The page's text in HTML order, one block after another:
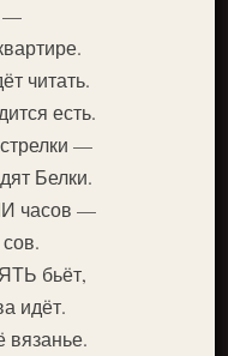
—
читать.
есть.
—
Белки.
часов —
бьёт,
идёт.